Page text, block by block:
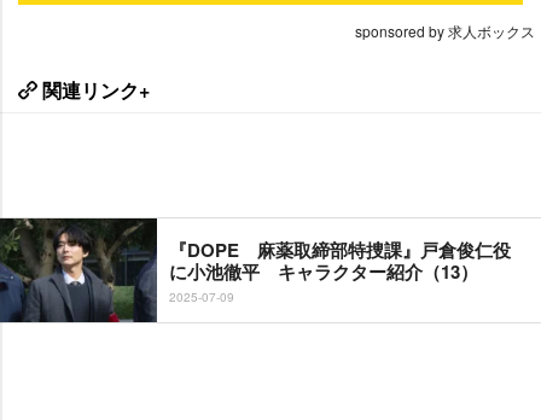
sponsored by 求人ボックス
関連リンク+
『DOPE 麻薬取締部特捜課』戸倉俊仁役
に小池徹平 キャラクター紹介（13）
2025-07-09